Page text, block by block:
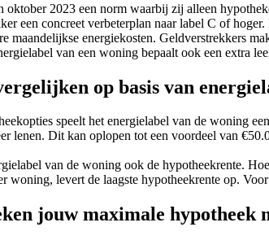
2023 een norm waarbij zij alleen
een concreet verbeterplan naar label C of
maandelijkse energiekosten. Geldverstrekkers
van een woning bepaalt ook een
op basis van
speelt het energielabel van de woning
lenen. Dit kan oplopen tot een voordeel van
van de woning ook de hypotheekrente.
woning, levert de laagste hypotheekrente op.
jouw maximale hypotheek